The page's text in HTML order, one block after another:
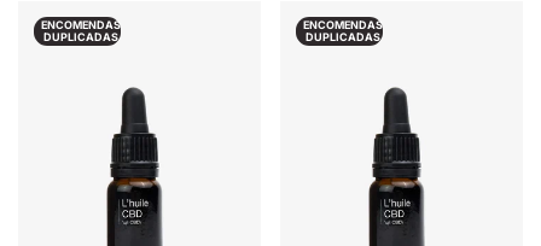
ENCOMENDAS
DUPLICADAS
ENCOMENDAS
DUPLICADAS